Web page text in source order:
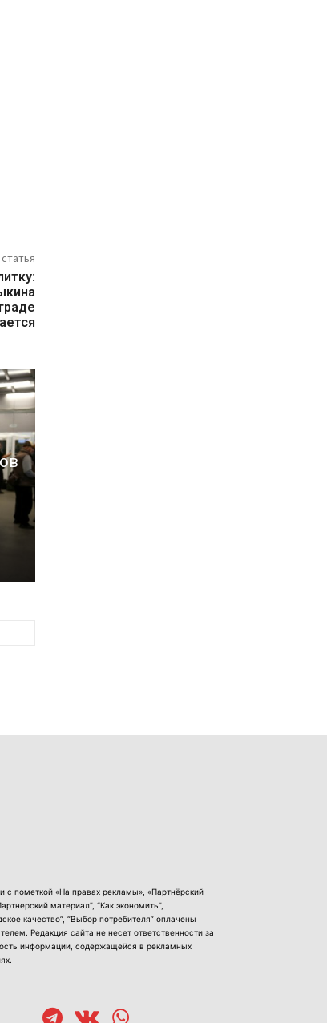
с пометкой «На правах рекламы», «Партнёрский
материал”, “Как экономить”,
качество”, “Выбор потребителя” оплачены
Редакция сайта не несет ответственности за
информации, содержащейся в рекламных